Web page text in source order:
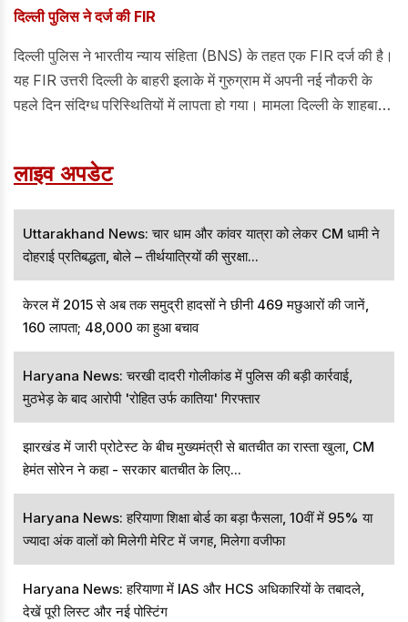
दिल्ली पुलिस ने दर्ज की FIR
दिल्ली पुलिस ने भारतीय न्याय संहिता (BNS) के तहत एक FIR दर्ज की है।
यह FIR उत्तरी दिल्ली के बाहरी इलाके में गुरुग्राम में अपनी नई नौकरी के
पहले दिन संदिग्ध परिस्थितियों में लापता हो गया। मामला दिल्ली के शाहबाद
लाइव अपडेट
Uttarakhand News: चार धाम और कांवर यात्रा को लेकर CM धामी ने
दोहराई प्रतिबद्धता, बोले – तीर्थयात्रियों की सुरक्षा...
केरल में 2015 से अब तक समुद्री हादसों ने छीनी 469 मछुआरों की जानें,
160 लापता; 48,000 का हुआ बचाव
Haryana News: चरखी दादरी गोलीकांड में पुलिस की बड़ी कार्रवाई,
मुठभेड़ के बाद आरोपी 'रोहित उर्फ कातिया' गिरफ्तार
झारखंड में जारी प्रोटेस्ट के बीच मुख्यमंत्री से बातचीत का रास्ता खुला, CM
हेमंत सोरेन ने कहा - सरकार बातचीत के लिए...
Haryana News: हरियाणा शिक्षा बोर्ड का बड़ा फैसला, 10वीं में 95% या
ज्यादा अंक वालों को मिलेगी मेरिट में जगह, मिलेगा वजीफा
Haryana News: हरियाणा में IAS और HCS अधिकारियों के तबादले,
देखें पूरी लिस्ट और नई पोस्टिंग